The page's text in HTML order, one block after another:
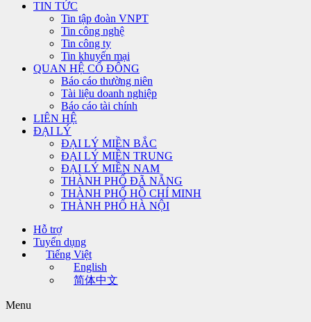
TIN TỨC
Tin tập đoàn VNPT
Tin công nghệ
Tin công ty
Tin khuyến mại
QUAN HỆ CỔ ĐÔNG
Báo cáo thường niên
Tài liệu doanh nghiệp
Báo cáo tài chính
LIÊN HỆ
ĐẠI LÝ
ĐẠI LÝ MIỀN BẮC
ĐẠI LÝ MIỀN TRUNG
ĐẠI LÝ MIỀN NAM
THÀNH PHỐ ĐÃ NẴNG
THÀNH PHỐ HỒ CHÍ MINH
THÀNH PHỐ HÀ NỘI
Hỗ trợ
Tuyển dụng
Tiếng Việt
English
简体中文
Menu